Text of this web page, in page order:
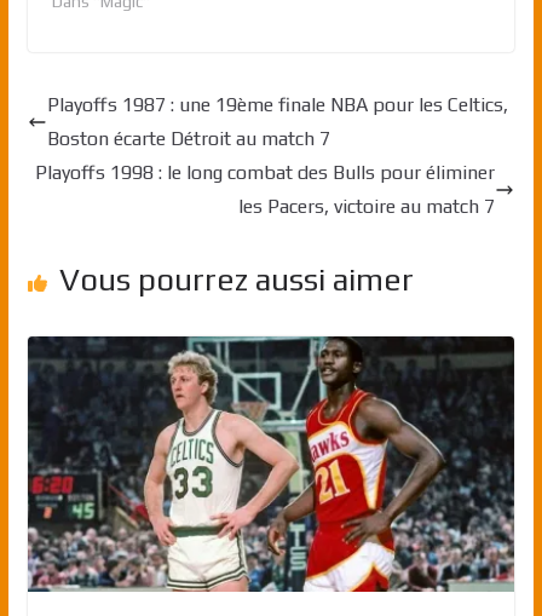
Playoffs 1987 : une 19ème finale NBA pour les Celtics,
Boston écarte Détroit au match 7
Playoffs 1998 : le long combat des Bulls pour éliminer
les Pacers, victoire au match 7
Vous pourrez aussi aimer